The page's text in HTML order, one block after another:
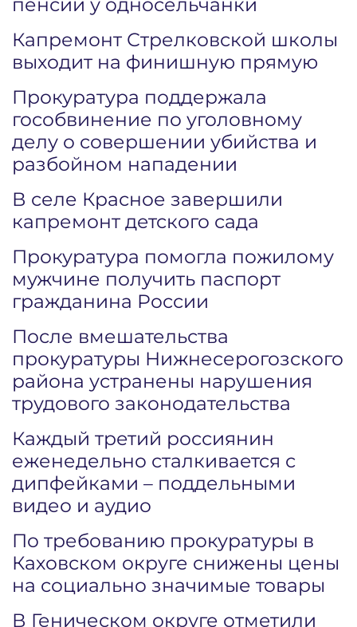
Капремонт Стрелковской школы
выходит на финишную прямую
Прокуратура поддержала
гособвинение по уголовному
делу о совершении убийства и
разбойном нападении
В селе Красное завершили
капремонт детского сада
Прокуратура помогла пожилому
мужчине получить паспорт
гражданина России
После вмешательства
прокуратуры Нижнесерогозского
района устранены нарушения
трудового законодательства
Каждый третий россиянин
еженедельно сталкивается с
дипфейками – поддельными
видео и аудио
По требованию прокуратуры в
Каховском округе снижены цены
на социально значимые товары
В Геническом округе отметили